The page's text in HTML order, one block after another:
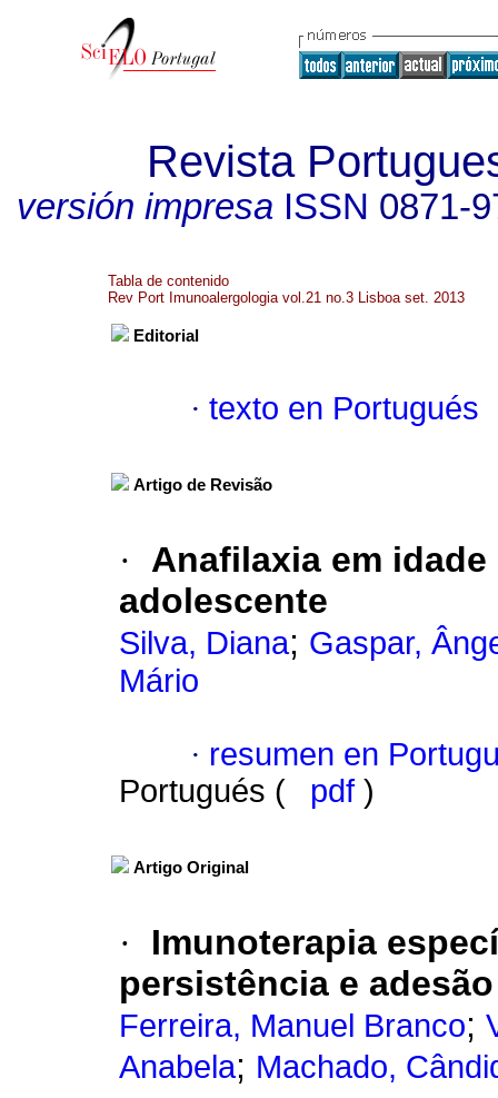
Revista
versión impresaISSN 0871-
Tabla de contenido
Rev Port Imunoalergologia vol.21 no.3 Lisboa set. 2013
Editorial
· texto en Portugués
Artigo de Revisão
·
Anafilaxia em
adolescente
Silva, Diana; Gaspar,
Mário
· resumen en
Portugués (
pdf )
Artigo Original
·
Imunoterapia
persistência e
Ferreira, Manuel Branco;
Anabela; Machado,